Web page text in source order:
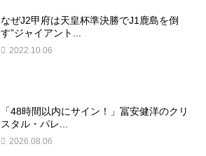
なぜJ2甲府は天皇杯準決勝でJ1鹿島を倒
す”ジャイアント...
2022.10.06
「48時間以内にサイン！」冨安健洋のクリ
スタル・パレ...
2026.08.06